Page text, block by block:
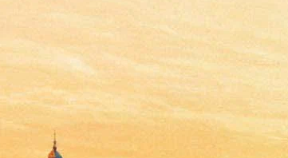
Премия Горчева
25 июля 2016,